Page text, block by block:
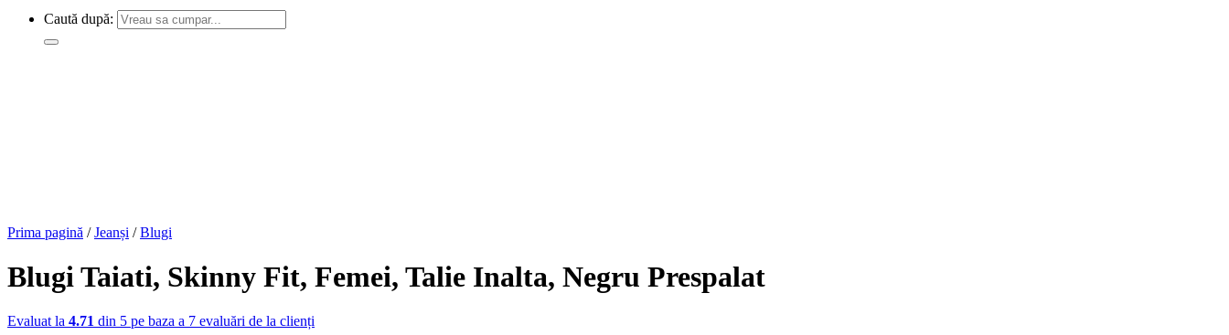
Caută după:
Prima pagină / Jeanși / Blugi
Blugi Taiati, Skinny Fit, Femei, Talie Inalta, Negru Prespalat
Evaluat la 4.71 din 5 pe baza a 7 evaluări de la clienți